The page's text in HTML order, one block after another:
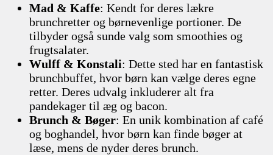
Mad & Kaffe: Kendt for deres lækre
brunchretter og børnevenlige portioner. De
tilbyder også sunde valg som smoothies og
frugtsalater.
Wulff & Konstali: Dette sted har en fantastisk
brunchbuffet, hvor børn kan vælge deres egne
retter. Deres udvalg inkluderer alt fra
pandekager til æg og bacon.
Brunch & Bøger: En unik kombination af café
og boghandel, hvor børn kan finde bøger at
læse, mens de nyder deres brunch.